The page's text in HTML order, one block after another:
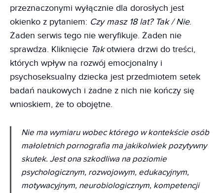
przeznaczonymi wyłącznie dla dorosłych jest
okienko z pytaniem: Czy masz 18 lat? Tak / Nie.
Żaden serwis tego nie weryfikuje. Żaden nie
sprawdza. Kliknięcie Takotwiera drzwi do treści,
których wpływ na rozwój emocjonalny i
psychoseksualny dziecka jest przedmiotem setek
badań naukowych i żadne z nich nie kończy się
wnioskiem, że to obojętne.
Nie ma wymiaru wobec którego w kontekście osób
małoletnich pornografia ma jakikolwiek pozytywny
skutek. Jest ona szkodliwa na poziomie
psychologicznym, rozwojowym, edukacyjnym,
motywacyjnym, neurobiologicznym, kompetencji